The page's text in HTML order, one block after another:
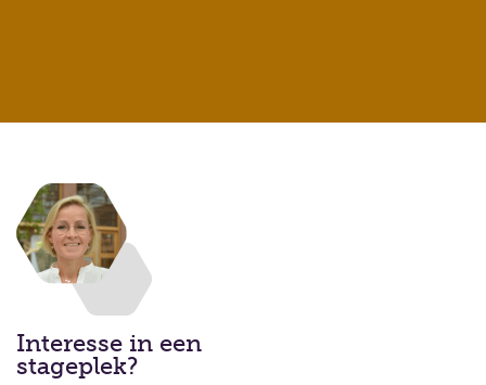
Interesse in een
stageplek?